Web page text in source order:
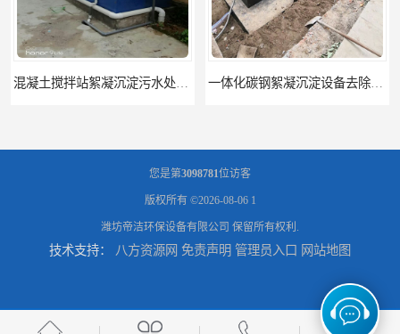
一体化碳钢絮凝沉淀设备
平流式一体化沉淀池 一体化混凝沉淀池
您是第3098781位访客
版权所有 ©2026-08-06 1
潍坊帝洁环保设备有限公司 保留所有权利.
技术支持： 八方资源网 免责声明 管理员入口 网站地图